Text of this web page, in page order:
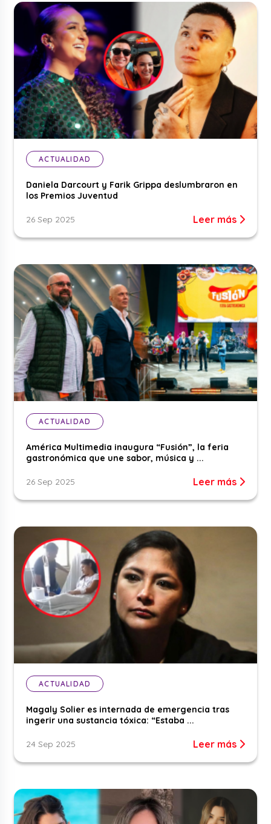
ACTUALIDAD
Daniela Darcourt y Farik Grippa deslumbraron en
los Premios Juventud
26 Sep 2025 Leer más
ACTUALIDAD
América Multimedia inaugura “Fusión”, la feria
gastronómica que une sabor, música y ...
26 Sep 2025 Leer más
ACTUALIDAD
Magaly Solier es internada de emergencia tras
ingerir una sustancia tóxica: “Estaba ...
24 Sep 2025 Leer más